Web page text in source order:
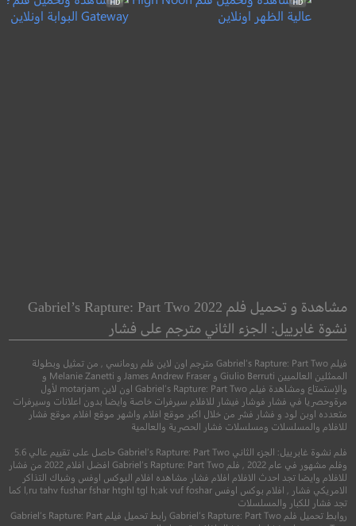
عالية الظهر
8.1
البوابة
4.5
مشاهدة و تحميل فلم Gabriel’s Rapture: Part Two 2022
نشوة غابرييل: الجزء الثاني مترجم على فشار
فيلم Gabriel’s Rapture: Part Two مترجم اون لاين فلم رومانسي , من تمثيل وبطولة
الممثلين العالميين Giulio Berruti و James Andrew Fraser و Melanie Zanetti و
والإستمتاع ومشاهدة فيلم Gabriel’s Rapture: Part Two اون لاين motarjam لأول
مرةوحصريا في فشار فوشار فيشار للافلام سيرفرات خاصة وايضا بدون اعلانات وسيرفرات
متعدده اوبن لود و فشار فشر من خلال اكبر موقع افلام واشهر موقع افلام موقع فشار
للافلام والمسلسلات ومسلسلات فشار الحصرية والعالمية
فلم نشوة غابرييل: الجزء الثاني Gabriel’s Rapture: Part Two حاصل على تقييم عالي 5.6
وفلم مشهور في عام 2022 , فلم Gabriel’s Rapture: Part Two افضل افلام 2022 من فشار
للافلام وايضا تجد احدث الافلام افلام فشار مشاهده افلام البوكس اوفس وشباك التذاكر
الامريكي فشار , افلام بوكس اوفس l,ru tahv fushar fshar htghl tgl h;ak vuf foshar كما
تجد فشار للكبار والمسلسلات
روابط تحميل فلم Gabriel’s Rapture: Part Two رابط تحميل فيلم Gabriel’s Rapture: Part